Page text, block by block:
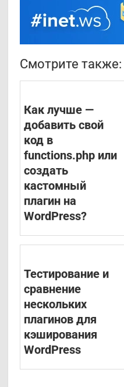
Смотрите также:
Как лучше —
добавить свой
код в
functions.php или
создать
кастомный
плагин на
WordPress?
Тестирование и
сравнение
нескольких
плагинов для
кэширования
WordPress